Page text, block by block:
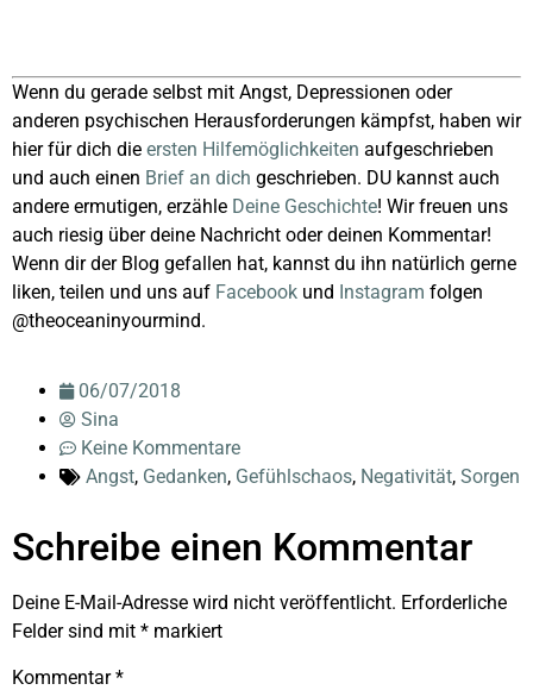
Wenn du gerade selbst mit Angst, Depressionen oder
anderen psychischen Herausforderungen kämpfst, haben wir
hier für dich die ersten Hilfemöglichkeiten aufgeschrieben
und auch einen Brief an dich geschrieben. DU kannst auch
andere ermutigen, erzähle Deine Geschichte! Wir freuen uns
auch riesig über deine Nachricht oder deinen Kommentar!
Wenn dir der Blog gefallen hat, kannst du ihn natürlich gerne
liken, teilen und uns auf Facebook und Instagram folgen
@theoceaninyourmind.
06/07/2018
Sina
Keine Kommentare
Angst, Gedanken, Gefühlschaos, Negativität, Sorgen
Schreibe einen Kommentar
Deine E-Mail-Adresse wird nicht veröffentlicht. Erforderliche
Felder sind mit * markiert
Kommentar*